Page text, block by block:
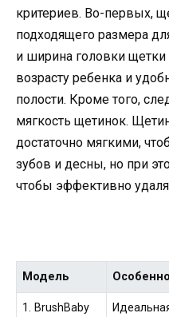
критериев. Во-первых,
подходящего размера
и ширина головки
возрасту ребенка и
полости. Кроме того,
мягкость щетинок.
достаточно мягкими,
зубов и десны, но при
чтобы эффективно
Модель
1. BrushBaby